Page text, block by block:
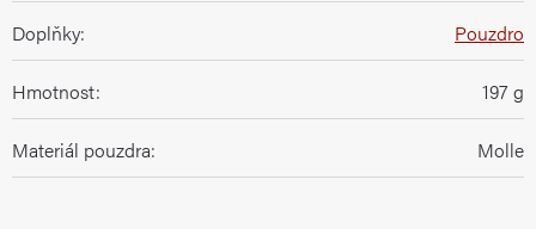
Doplňky: Pouzdro
Hmotnost: 197 g
Materiál pouzdra: Molle